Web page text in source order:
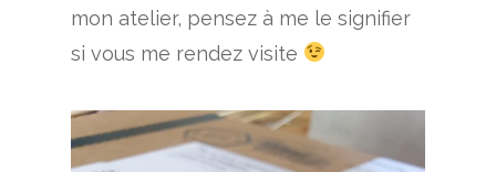
mon atelier, pensez à me le signifier
si vous me rendez visite